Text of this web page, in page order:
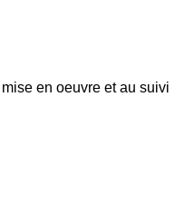
en oeuvre et au suivi